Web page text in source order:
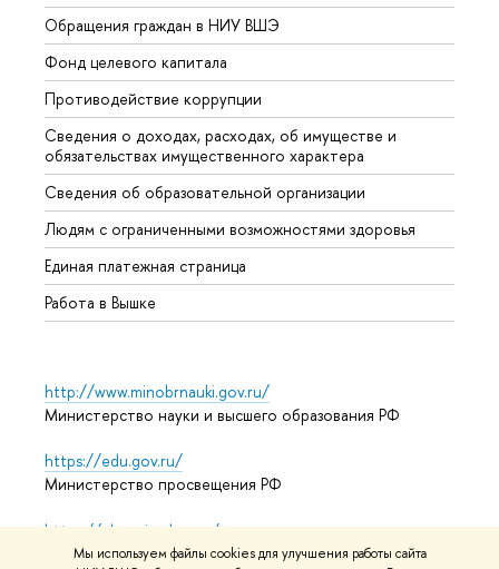
Мы используем файлы cookies для улучшения работы сайта
Обращения граждан в НИУ ВШЭ
Фонд целевого капитала
Противодействие коррупции
Сведения о доходах, расходах, об имуществе и
обязательствах имущественного характера
Сведения об образовательной организации
Людям с ограниченными возможностями здоровья
Единая платежная страница
Работа в Вышке
http://www.minobrnauki.gov.ru/
Министерство науки и высшего образования РФ
https://edu.gov.ru/
Министерство просвещения РФ
https://elearning.hse.ru/mooc
Массовые открытые онлайн-курсы